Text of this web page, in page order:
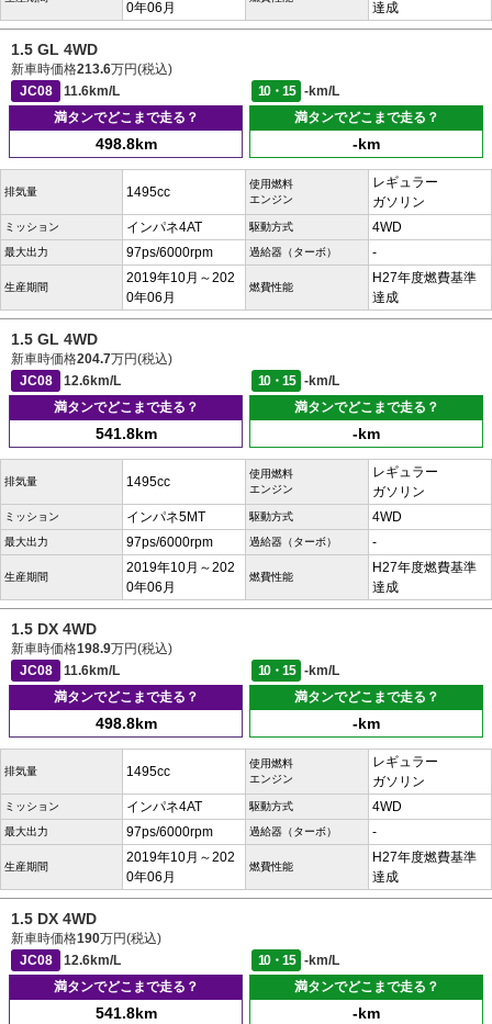
0年06月 達成
1.5 GL 4WD
新車時価格213.6万円(税込)
JC08
11.6km/L 10・15
-km/L
満タンでどこまで走る？
498.8km
満タンでどこまで走る？
-km
排気量 1495cc
使用燃料
エンジン
レギュラー
ガソリン
ミッション インパネ4AT 駆動方式 4WD
最大出力 97ps/6000rpm 過給器（ターボ） -
生産期間
2019年10月～202
0年06月
燃費性能
H27年度燃費基準
達成
1.5 GL 4WD
新車時価格204.7万円(税込)
JC08
12.6km/L 10・15
-km/L
満タンでどこまで走る？
541.8km
満タンでどこまで走る？
-km
排気量 1495cc
使用燃料
エンジン
レギュラー
ガソリン
ミッション インパネ5MT 駆動方式 4WD
最大出力 97ps/6000rpm 過給器（ターボ） -
生産期間
2019年10月～202
0年06月
燃費性能
H27年度燃費基準
達成
1.5 DX 4WD
新車時価格198.9万円(税込)
JC08
11.6km/L 10・15
-km/L
満タンでどこまで走る？
498.8km
満タンでどこまで走る？
-km
排気量 1495cc
使用燃料
エンジン
レギュラー
ガソリン
ミッション インパネ4AT 駆動方式 4WD
最大出力 97ps/6000rpm 過給器（ターボ） -
生産期間
2019年10月～202
0年06月
燃費性能
H27年度燃費基準
達成
1.5 DX 4WD
新車時価格190万円(税込)
JC08
12.6km/L 10・15
-km/L
満タンでどこまで走る？
541.8km
満タンでどこまで走る？
-km